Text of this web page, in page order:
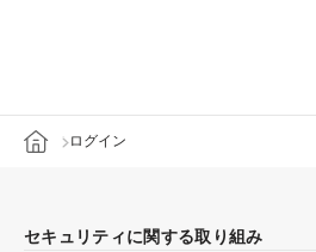
ログイン
セキュリティに関する取り組み